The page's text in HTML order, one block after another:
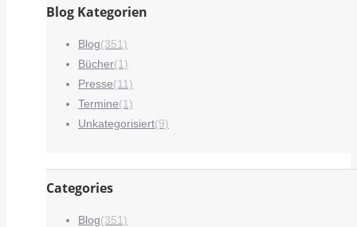
Blog Kategorien
Blog(351)
Bücher(1)
Presse(11)
Termine(1)
Unkategorisiert(9)
Categories
Blog(351)